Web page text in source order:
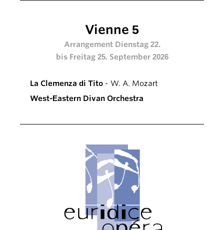
Vienne 5
Arrangement Dienstag 22.
bis Freitag 25. September 2026
La Clemenza di Tito - W. A. Mozart
West-Eastern Divan Orchestra